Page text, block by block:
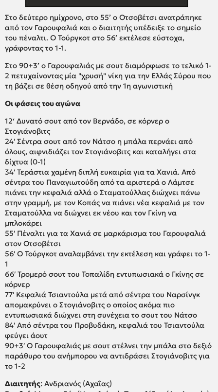
Στο δεύτερο ημίχρονο, στο 55’ ο Οτσοβέτσι ανατράπηκε
από τον Γαρουφαλιά και ο διαιτητής υπέδειξε το σημείο
του πέναλτι. Ο Τούργκοτ στο 56’ εκτέλεσε εύστοχα,
γράφοντας το 1-1.
Στο 90+3’ ο Γαρουφαλιάς με σουτ διαμόρφωσε το τελικό 1-
2 πετυχαίνοντας μία "χρυσή" νίκη για την Ελλάς Σύρου που
τη βάζει σε θέση οδηγού από την 1η αγωνιστική
Οι φάσεις του αγώνα
12‘ Δυνατό σουτ από τον Βερνάδο, σε κόρνερ ο
Στογιάνοβιτς
24′ Σέντρα σουτ από τον Νάτσο η μπάλα περνάει από
όλους, αιφνιδιάζει τον Στογιάνοβιτς και καταλήγει στα
δίχτυα (0-1)
34′ Τεράστια χαμένη διπλή ευκαιρία για τα Χανιά. Από
σέντρα του Παναγιωτούδη από τα αριστερά ο Λάμτσε
πιάνει την κεφαλιά αλλά ο Σταματούλλας διώχνει πάνω
στην γραμμή, με τον Κοπάς να πιάνει νέα κεφαλιά με τον
Σταματούλλα να διώχνει εκ νέου και τον Γκίνη να
μπλοκάρει
55′ Πέναλτι για τα Χανιά σε μαρκάρισμα του Γαρουφαλιά
στον Οτσοβέτσι
56′ Ο Τούργκοτ αναλαμβάνει την εκτέλεση και γράφει το 1-
1
66′ Τρομερό σουτ του Τοπαλίδη εντυπωσιακά ο Γκίνης σε
κόρνερ
77′ Κεφαλιά Τσιαντούλα μετά από σέντρα του Ναρσίνγκ
απομακρύνει ο Στογιάνοβιτς ο οποίος ακόμα πιο
εντυπωσιακά διώχνει στη συνέχεια το σουτ του Νάτσο
84′ Από σέντρα του Προβυδάκη, κεφαλιά του Τσιαντούλα
φεύγει άουτ
90+3′ Ο Γαρουφαλιάς με σουτ στέλνει την μπάλα στο δεξιό
παράθυρο του ανήμπορου να αντιδράσει Στογιάνοβιτς για
το 1-2
Διαιτητής: Ανδριανός (Αχαΐας)